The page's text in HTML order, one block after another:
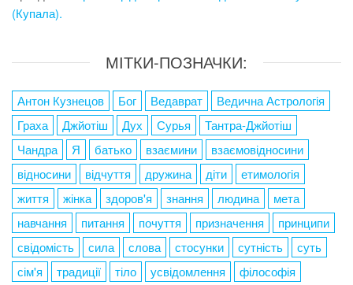
(Купала).
МІТКИ-ПОЗНАЧКИ:
Антон Кузнецов Бог Ведаврат
Ведична Астрологія
Граха
Джйотіш Дух Сурья
Тантра-Джйотіш
Чандра
Я батько взаємини
взаємовідносини
відносини
відчуття дружина діти
етимологія
життя
жінка здоров'я знання людина
мета
навчання
питання почуття призначення
принципи
свідомість
сила слова стосунки сутність
суть
сім'я
традиції тіло усвідомлення
філософія